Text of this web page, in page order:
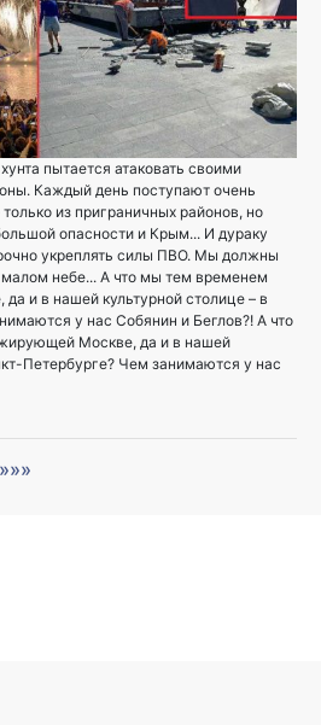
пытается атаковать своими
Каждый день поступают очень
из приграничных районов, но
опасности и Крым... И дураку
укреплять силы ПВО. Мы должны
малом небе... А что мы тем временем
и в нашей культурной столице – в
у нас Собянин и Беглов?! А что
Москве, да и в нашей
Петербурге? Чем занимаются у нас